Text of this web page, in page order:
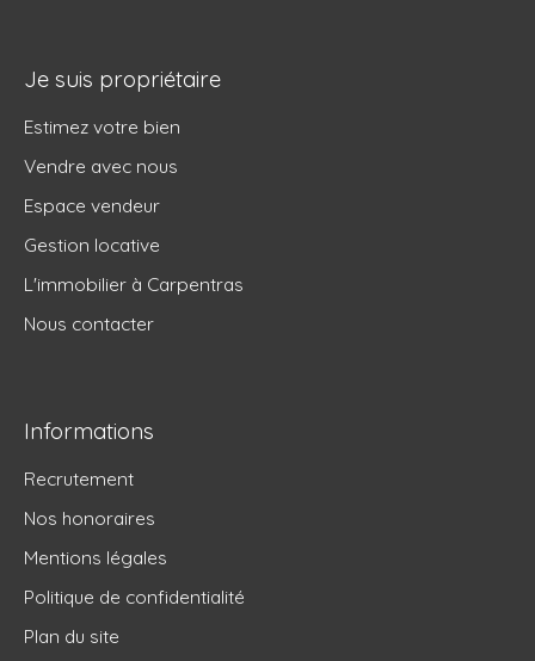
Je suis propriétaire
Estimez votre bien
Vendre avec nous
Espace vendeur
Gestion locative
L'immobilier à Carpentras
Nous contacter
Informations
Recrutement
Nos honoraires
Mentions légales
Politique de confidentialité
Plan du site